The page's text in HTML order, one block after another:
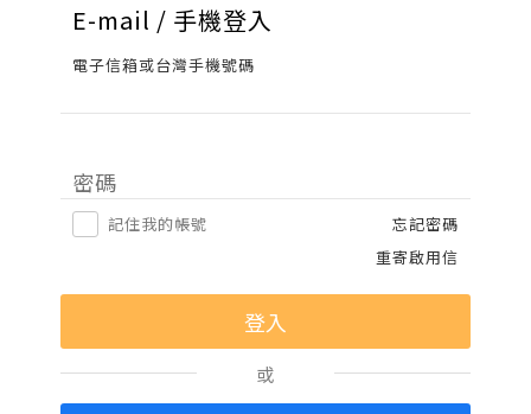
E-mail / 手機登入
電子信箱或台灣手機號碼
密碼
記住我的帳號
忘記密碼
重寄啟用信
或